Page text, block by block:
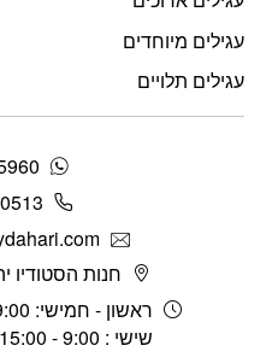
עגילים מיוחדים
עגילים תלויים
חנות הסטודיו
ראשון - חמישי: 9:00 - 17:00
שישי : 9:00 - 15:00 ערבי חג: 9:00 - 13:00